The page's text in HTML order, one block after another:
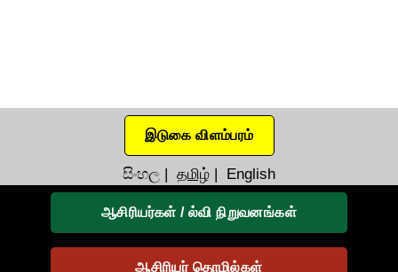
இடுகை விளம்பரம்
සිංහල | தமிழ் | English
ஆசிரியர்கள் / ல்வி நிறுவனங்கள்
ஆசிரியர் தொழில்கள்